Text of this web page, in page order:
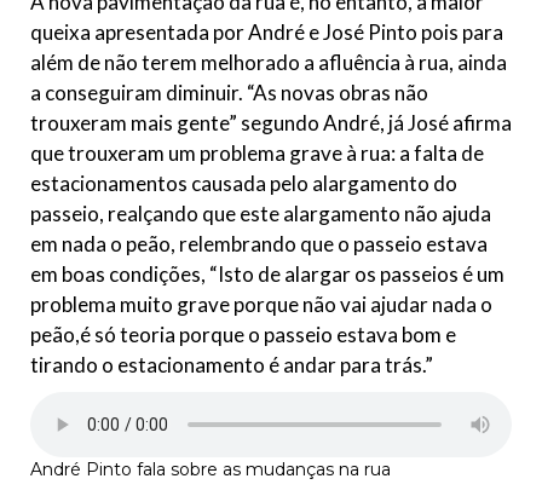
queixa apresentada por André e José Pinto pois para
além de não terem melhorado a afluência à rua, ainda
a conseguiram diminuir. “As novas obras não
trouxeram mais gente” segundo André, já José afirma
que trouxeram um problema grave à rua: a falta de
estacionamentos causada pelo alargamento do
passeio, realçando que este alargamento não ajuda
em nada o peão, relembrando que o passeio estava
em boas condições, “Isto de alargar os passeios é um
problema muito grave porque não vai ajudar nada o
peão,é só teoria porque o passeio estava bom e
tirando o estacionamento é andar para trás.”
André Pinto fala sobre as mudanças na rua